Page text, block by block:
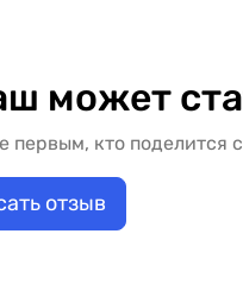
может
первым, кто поделится
отзыв